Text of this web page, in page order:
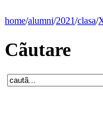
home/alumni/2021/clasa/
Cãutare